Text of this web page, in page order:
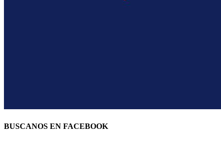
BUSCANOS EN FACEBOOK